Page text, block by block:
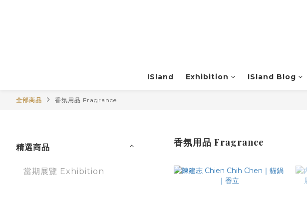
ISland Exhibition ISland Blog
全部商品 香氛用品 Fragrance
精選商品
當期展覽 Exhibition
香氛用品 Fragrance